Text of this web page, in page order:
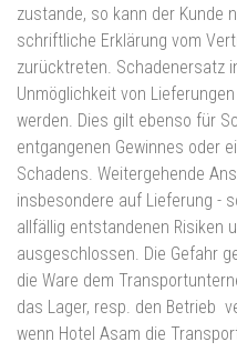
zustande, so kann der Kunde
schriftliche Erklärung vom
zurücktreten. Schadenersatz
Unmöglichkeit von
werden. Dies gilt ebenso für
entgangenen Gewinnes oder
Schadens. Weitergehende
insbesondere auf Lieferung -
allfällig entstandenen Risiken
ausgeschlossen. Die Gefahr
die Ware dem
das Lager, resp. den Betrieb
wenn Hotel Asam die